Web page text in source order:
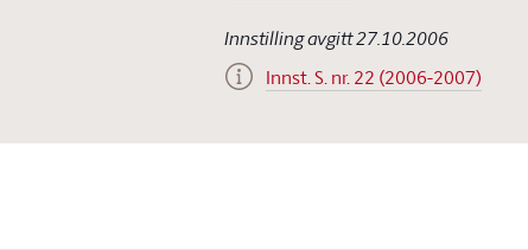
Innstilling avgitt 27.10.2006
Innst. S. nr. 22 (2006-2007)